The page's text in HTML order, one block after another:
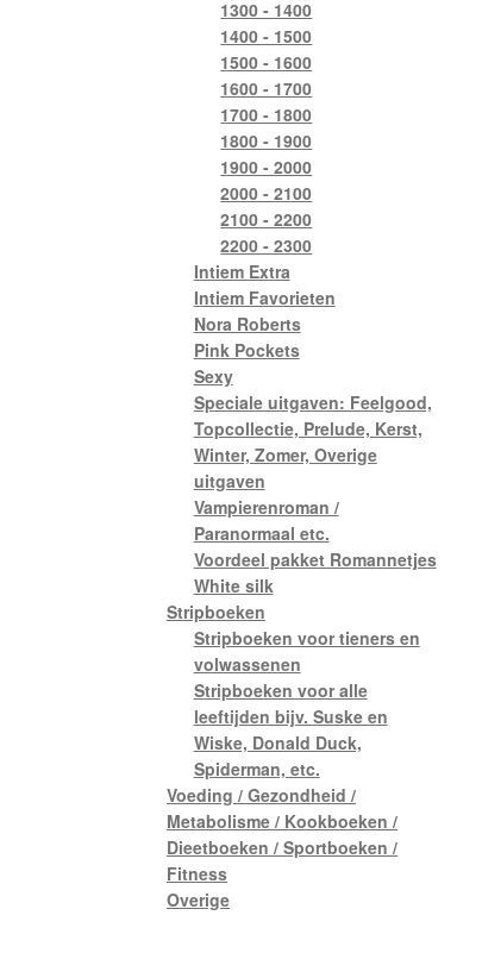
1300 - 1400
1400 - 1500
1500 - 1600
1600 - 1700
1700 - 1800
1800 - 1900
1900 - 2000
2000 - 2100
2100 - 2200
2200 - 2300
Intiem Extra
Intiem Favorieten
Nora Roberts
Pink Pockets
Sexy
Speciale uitgaven: Feelgood,
Topcollectie, Prelude, Kerst,
Winter, Zomer, Overige
uitgaven
Vampierenroman /
Paranormaal etc.
Voordeel pakket Romannetjes
White silk
Stripboeken
Stripboeken voor tieners en
volwassenen
Stripboeken voor alle
leeftijden bijv. Suske en
Wiske, Donald Duck,
Spiderman, etc.
Voeding / Gezondheid /
Metabolisme / Kookboeken /
Dieetboeken / Sportboeken /
Fitness
Overige